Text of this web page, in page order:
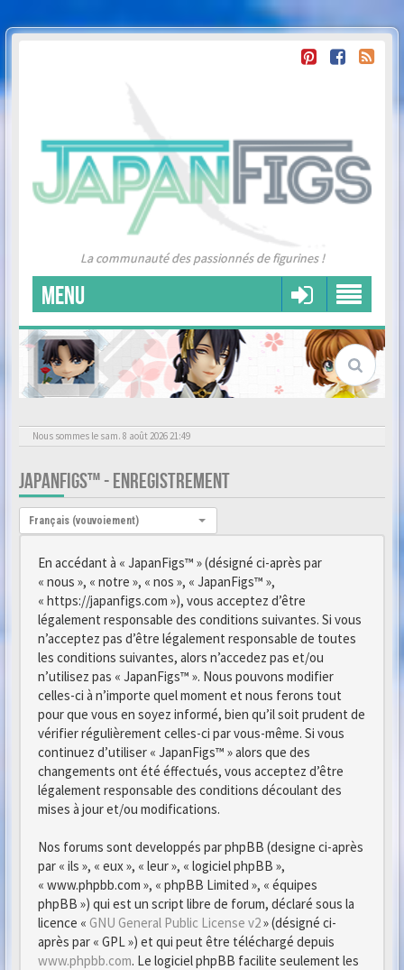
La communauté des passionnés de figurines !
MENU
Nous sommes le sam. 8 août 2026 21:49
JAPANFIGS™ - ENREGISTREMENT
Langue :
Français (vouvoiement)
En accédant à « JapanFigs™ » (désigné ci-après par
« nous », « notre », « nos », « JapanFigs™ »,
« https://japanfigs.com »), vous acceptez d’être
légalement responsable des conditions suivantes. Si vous
n’acceptez pas d’être légalement responsable de toutes
les conditions suivantes, alors n’accedez pas et/ou
n’utilisez pas « JapanFigs™ ». Nous pouvons modifier
celles-ci à n’importe quel moment et nous ferons tout
pour que vous en soyez informé, bien qu’il soit prudent de
vérifier régulièrement celles-ci par vous-même. Si vous
continuez d’utiliser « JapanFigs™ » alors que des
changements ont été éffectués, vous acceptez d’être
légalement responsable des conditions découlant des
mises à jour et/ou modifications.
Nos forums sont developpés par phpBB (designe ci-après
par « ils », « eux », « leur », « logiciel phpBB »,
« www.phpbb.com », « phpBB Limited », « équipes
phpBB ») qui est un script libre de forum, déclaré sous la
licence « GNU General Public License v2» (désigné ci-
après par « GPL ») et qui peut être téléchargé depuis
www.phpbb.com. Le logiciel phpBB facilite seulement les